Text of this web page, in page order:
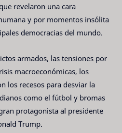
revelaron una cara
y por momentos insólita
democracias del mundo.
armados, las tensiones por
macroeconómicas, los
los recesos para desviar la
como el fútbol y bromas
protagonista al presidente
Trump.